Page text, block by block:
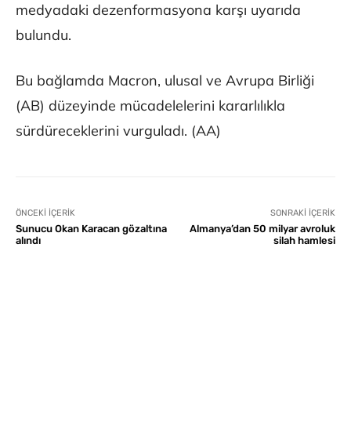
medyadaki dezenformasyona karşı uyarıda
bulundu.
Bu bağlamda Macron, ulusal ve Avrupa Birliği
(AB) düzeyinde mücadelelerini kararlılıkla
sürdüreceklerini vurguladı. (AA)
ÖNCEKI İÇERIK
Sunucu Okan Karacan gözaltına
alındı
SONRAKI İÇERIK
Almanya’dan 50 milyar avroluk
silah hamlesi